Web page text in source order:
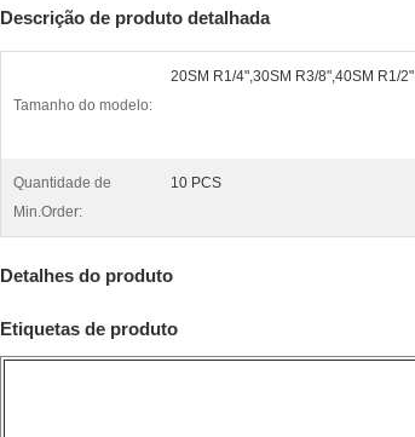
Descrição de produto detalhada
Tamanho do modelo:
20SM R1/4",30SM R3/8",40SM R1/2"
Quantidade de
Min.Order:
10 PCS
Detalhes do produto
Etiquetas de produto